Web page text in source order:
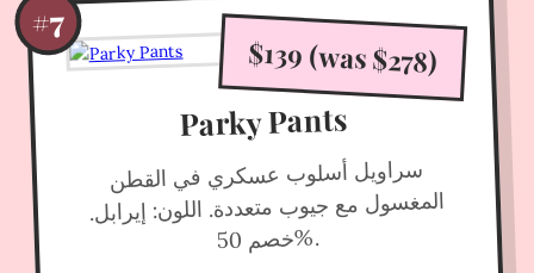
#7
$139 (was $278)
Parky Pants
سراويل أسلوب عسكري في القطن
المغسول مع جيوب متعددة. اللون: إيرابل.
خصم 50 %.